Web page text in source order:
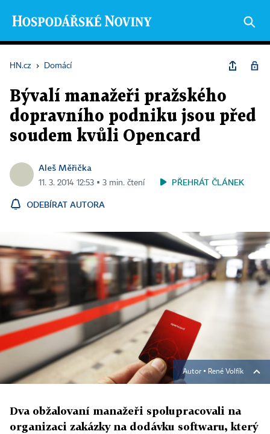
HN.cz › Domácí
Bývalí manažeři pražského
dopravního podniku jsou před
soudem kvůli Opencard
Aleš Měřička
11. 3. 2014 12:53 ▪ 3 min. čtení PŘEHRÁT ČLÁNEK
ODEBÍRAT AUTORA
Autor ▪ René Volfík
Dva obžalovaní manažeři spolupracovali na
organizaci zakázky na dodávku softwaru, který